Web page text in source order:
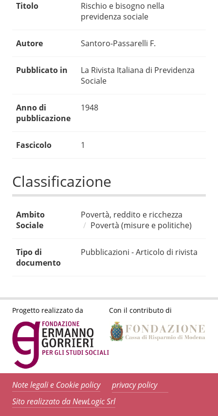
Titolo
Rischio e bisogno nella
previdenza sociale
Autore Santoro-Passarelli F.
Pubblicato in
La Rivista Italiana di Previdenza
Sociale
Anno di
pubblicazione
1948
Fascicolo 1
Classificazione
Ambito
Sociale
Povertà, reddito e ricchezza
Povertà (misure e politiche)
Tipo di
documento
Pubblicazioni - Articolo di rivista
Progetto realizzato da Con il contributo di
Note legali e Cookie policy
privacy policy
Sito realizzato da NewLogic Srl